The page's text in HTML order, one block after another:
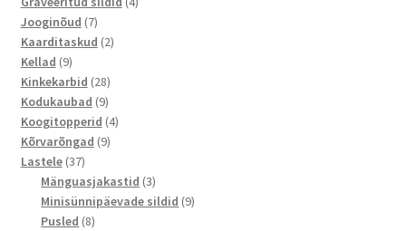
Jooginõud 77
toodet
Kaarditaskud 22
Kellad 99
toodet
Kinkekarbid 2828
toodet
Kodukaubad 99
toodet
Koogitopperid 44
Kõrvarõngad 99
Lastele 3737
toodet
Mänguasjakastid 33
toodet
Minisünnipäevade sildid 99
Pusled 88